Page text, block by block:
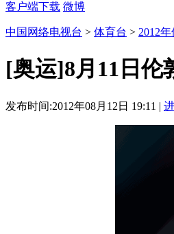
客户端下载 微博
中国网络电视台 > 体育台 > 2012
[奥运]8月11日伦
发布时间:2012年08月12日 19:11 |